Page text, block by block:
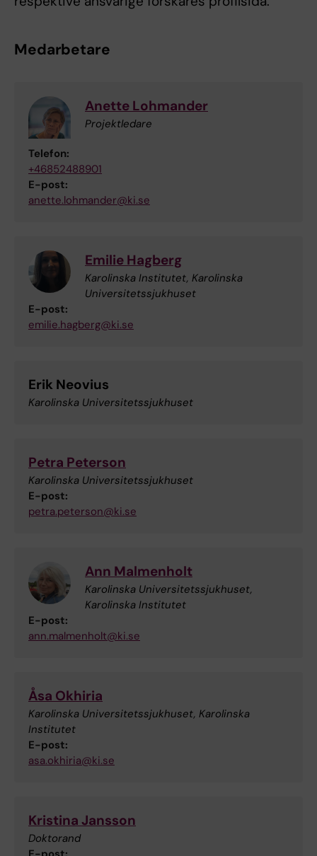
Medarbetare
Anette Lohmander
Projektledare
Telefon:
+46852488901
E-post:
anette.lohmander@ki.se
Emilie Hagberg
Karolinska Institutet, Karolinska
Universitetssjukhuset
E-post:
emilie.hagberg@ki.se
Erik Neovius
Karolinska Universitetssjukhuset
Petra Peterson
Karolinska Universitetssjukhuset
E-post:
petra.peterson@ki.se
Ann Malmenholt
Karolinska Universitetssjukhuset,
Karolinska Institutet
E-post:
ann.malmenholt@ki.se
Åsa Okhiria
Karolinska Universitetssjukhuset, Karolinska
Institutet
E-post:
asa.okhiria@ki.se
Kristina Jansson
Doktorand